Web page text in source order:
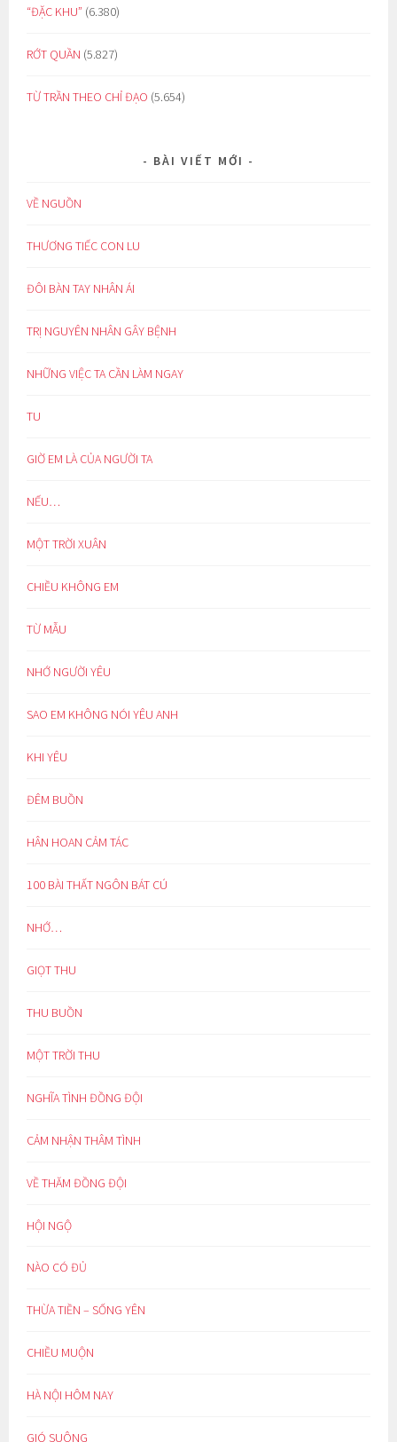
“ĐẶC KHU” (6.380)
RỚT QUẦN (5.827)
TỪ TRẦN THEO CHỈ ĐẠO (5.654)
BÀI VIẾT MỚI
VỀ NGUỒN
THƯƠNG TIẾC CON LU
ĐÔI BÀN TAY NHÂN ÁI
TRỊ NGUYÊN NHÂN GÂY BỆNH
NHỮNG VIỆC TA CẦN LÀM NGAY
TU
GIỜ EM LÀ CỦA NGƯỜI TA
NẾU…
MỘT TRỜI XUÂN
CHIỀU KHÔNG EM
TỪ MẪU
NHỚ NGƯỜI YÊU
SAO EM KHÔNG NÓI YÊU ANH
KHI YÊU
ĐÊM BUỒN
HÂN HOAN CẢM TÁC
100 BÀI THẤT NGÔN BÁT CÚ
NHỚ…
GIỌT THU
THU BUỒN
MỘT TRỜI THU
NGHĨA TÌNH ĐỒNG ĐỘI
CẢM NHẬN THÂM TÌNH
VỀ THĂM ĐỒNG ĐỘI
HỘI NGỘ
NÀO CÓ ĐỦ
THỪA TIỀN – SỐNG YÊN
CHIỀU MUỘN
HÀ NỘI HÔM NAY
GIÓ SUÔNG